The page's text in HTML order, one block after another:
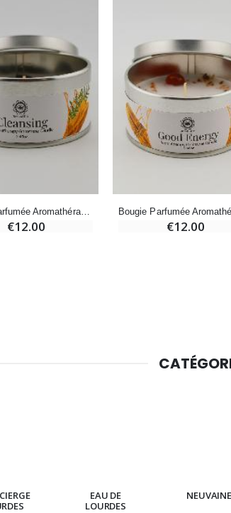
-10%
Bougie de Neuvaine Contre le Mal - Saint Michel
€5.50 €4.95
Bougie Parfumée Aromathérapie - Santal & Tourmaline Noire
€12.00 €12.00
EAU DE
LOURDES